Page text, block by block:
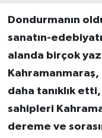
Dondurmanın
sanatın-
alanda birçok
daha tanıklık
sahipleri
dereme ve